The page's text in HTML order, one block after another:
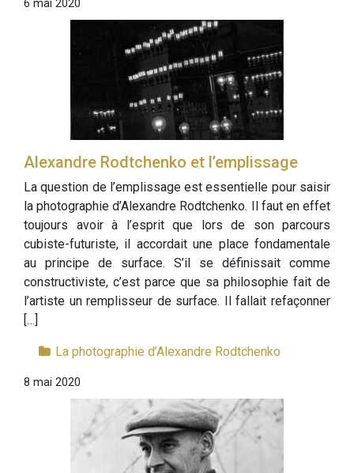
6 mai 2020
Alexandre Rodtchenko et l’emplissage
La question de l’emplissage est essentielle pour saisir
la photographie d’Alexandre Rodtchenko. Il faut en effet
toujours avoir à l’esprit que lors de son parcours
cubiste-futuriste, il accordait une place fondamentale
au principe de surface. S’il se définissait comme
constructiviste, c’est parce que sa philosophie fait de
l’artiste un remplisseur de surface. Il fallait refaçonner
[…]
La photographie d’Alexandre Rodtchenko
8 mai 2020